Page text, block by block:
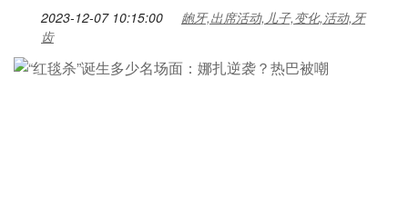
2023-12-07 10:15:00
龅牙,出席活动,儿子,变化,活动,牙
齿